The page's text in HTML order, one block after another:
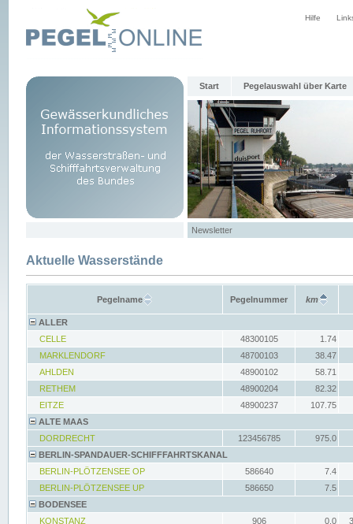
Hilfe
Start Pegelauswahl über Karte
Newsletter
Aktuelle Wasserstände
Pegelname Pegelnummer km
ALLER
CELLE
48300105
1.74
MARKLENDORF
48700103
38.47
AHLDEN
48900102
58.71
RETHEM
48900204
82.32
EITZE
48900237
107.75
ALTE MAAS
DORDRECHT
123456785
975.0
BERLIN-SPANDAUER-SCHIFFFAHRTSKANAL
BERLIN-PLÖTZENSEE OP
586640
7.4
BERLIN-PLÖTZENSEE UP
586650
7.5
BODENSEE
KONSTANZ
906 0.0